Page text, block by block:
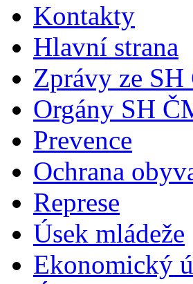
Kontakty
Hlavní strana
Zprávy ze SH
Orgány SH
Prevence
Ochrana
Represe
Úsek mládeže
Ekonomický